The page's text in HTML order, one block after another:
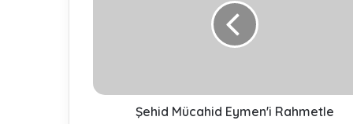
a
Şehid Mücahid Eymen'i Rahmetle